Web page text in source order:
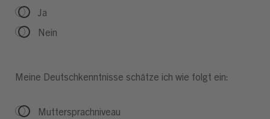
Ja
Nein
Meine Deutschkenntnisse schätze ich wie folgt ein:
Muttersprachniveau